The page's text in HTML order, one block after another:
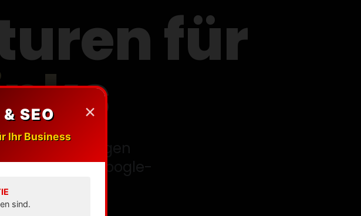
×
SEO
Ihr Business
sind.
für
für hochwertigen
nachhaltige Google-